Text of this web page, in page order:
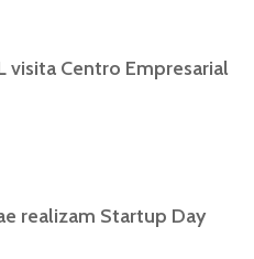
visita Centro Empresarial
realizam Startup Day